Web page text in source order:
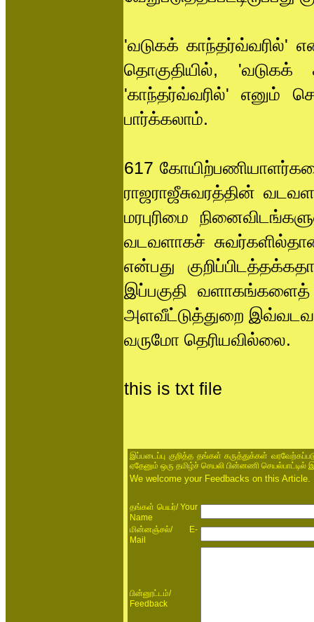
'வடுகக் காந்தர்வ்வரில்'
தொகுதியில், 'வடுகக்
'காந்தர்வ்வரில்' எனும்
பார்க்கலாம்.
617
ராஜராஜீசுவரத்தின்
மரபுரிமை
வடவளாகச்
என்பது
இப்பகுதி வளாகங்களைத்
அளவீட்டுத்துறை
வருமோ தெரியவில்லை.
this is txt file
இப்படைப்பு குறித்த தங்கள் கருத்துக்கள்
ஏதேனும் ஒரு தமிழ்ச் செயலி பின்னணி செயல்பாட்டில்
We welcome your Feedbacks on this
தங்கள் பெயர்/ Your
Name
மின்னஞ்சல்/ E-
Mail
பின்னூட்டம்/
Feedback